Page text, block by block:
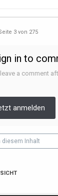
3 von 275
in to
a comment
anmelden
diesem Inhalt